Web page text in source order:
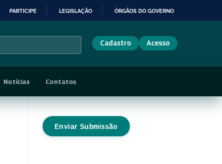
PARTICIPE LEGISLAÇÃO ÓRGÃOS DO GOVERNO
Cadastro Acesso
Notícias Contatos
Enviar Submissão